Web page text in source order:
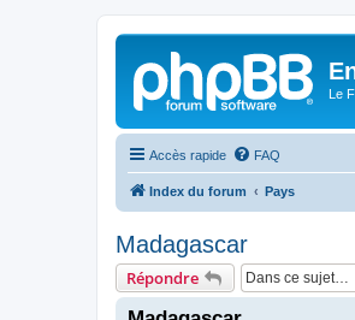
Le
Accès rapide FAQ
Index du forum Pays
Madagascar
Répondre